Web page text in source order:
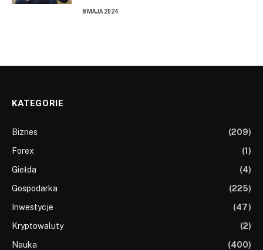
8 MAJA 2024
KATEGORIE
Biznes
(209)
Forex
(1)
Giełda
(4)
Gospodarka
(225)
Inwestycje
(47)
Kryptowaluty
(2)
Nauka
(400)